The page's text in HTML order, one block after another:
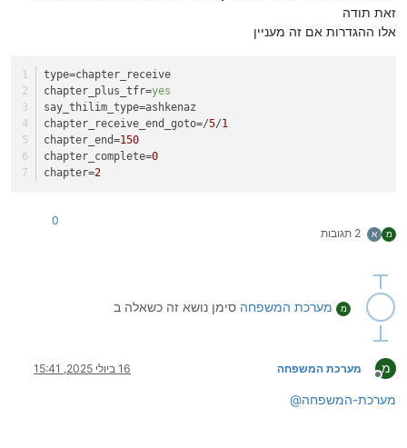
זאת תודה
אלו ההגדרות אם זה מעניין
type=chapter_receive
chapter_plus_tfr=yes
say_thilim_type=ashkenaz
chapter_receive_end_goto=/5/1
chapter_end=150
chapter_complete=0
chapter=2
מ א 2 תגובות
0
מ מערכת המשפחה סימן נושא זה כשאלה ב
מ
מנותק
מערכת המשפחה 16 ביולי 2025, 15:41
@מערכת-המשפחה